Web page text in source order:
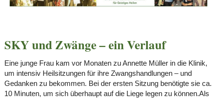
SKY und Zwänge – ein Verlauf
Eine junge Frau kam vor Monaten zu Annette Müller in die Klinik,
um intensiv Heilsitzungen für ihre Zwangshandlungen – und
Gedanken zu bekommen. Bei der ersten Sitzung benötigte sie ca.
10 Minuten, um sich überhaupt auf die Liege legen zu können.Als